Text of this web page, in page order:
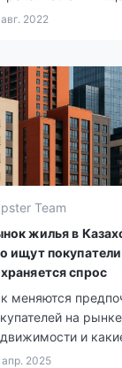
домов
2022
Team
жилья в
ищут покупатели
спрос
меняются
на рынке
и
остаются в
2025